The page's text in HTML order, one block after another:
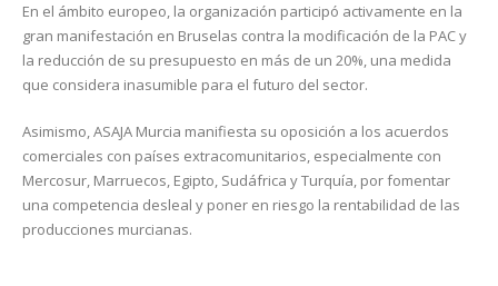
En el ámbito europeo, la organización participó activamente en la
gran manifestación en Bruselas contra la modificación de la PAC y
la reducción de su presupuesto en más de un 20%, una medida
que considera inasumible para el futuro del sector.
Asimismo, ASAJA Murcia manifiesta su oposición a los acuerdos
comerciales con países extracomunitarios, especialmente con
Mercosur, Marruecos, Egipto, Sudáfrica y Turquía, por fomentar
una competencia desleal y poner en riesgo la rentabilidad de las
producciones murcianas.